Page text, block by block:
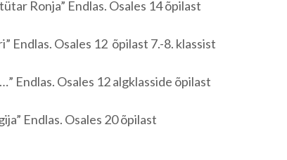
Ronja” Endlas. Osales 14 õpilast
Endlas. Osales 12 õpilast 7.-8. klassist
Endlas. Osales 12 algklasside õpilast
Endlas. Osales 20 õpilast